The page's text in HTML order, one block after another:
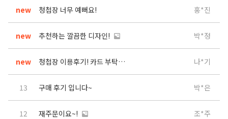
new 청첩장 너무 예뻐요! 홍*진
new 추천하는 깔끔한 디자인! 박*정
new 청첩장 이용후기! 카드 부탁드려요 나*기
13 구매 후기 입니다~ 박*은
12 재주문이요~! 조*주